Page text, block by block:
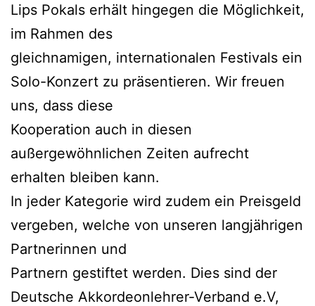
Lips Pokals erhält hingegen die Möglichkeit,
im Rahmen des
gleichnamigen, internationalen Festivals ein
Solo-Konzert zu präsentieren. Wir freuen
uns, dass diese
Kooperation auch in diesen
außergewöhnlichen Zeiten aufrecht
erhalten bleiben kann.
In jeder Kategorie wird zudem ein Preisgeld
vergeben, welche von unseren langjährigen
Partnerinnen und
Partnern gestiftet werden. Dies sind der
Deutsche Akkordeonlehrer-Verband e.V,